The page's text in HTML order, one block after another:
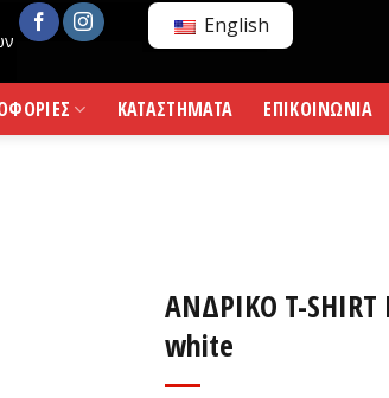
English
ΚΑΤΑΣΤΗΜΑΤΑ ΕΠΙΚΟΙΝΩΝΙΑ
ΑΝΔΡΙΚΟ T-
white